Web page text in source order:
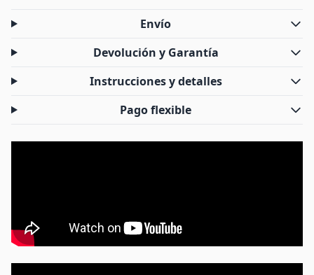
Envío
Devolución y Garantía
Instrucciones y detalles
Pago flexible